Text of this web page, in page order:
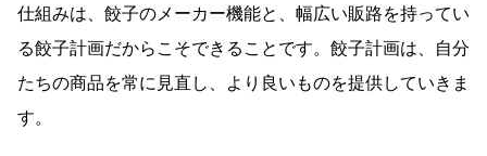
仕組みは、餃子のメーカー機能と、幅広い販路を持ってい
る餃子計画だからこそできることです。餃子計画は、自分
たちの商品を常に見直し、より良いものを提供していきま
す。